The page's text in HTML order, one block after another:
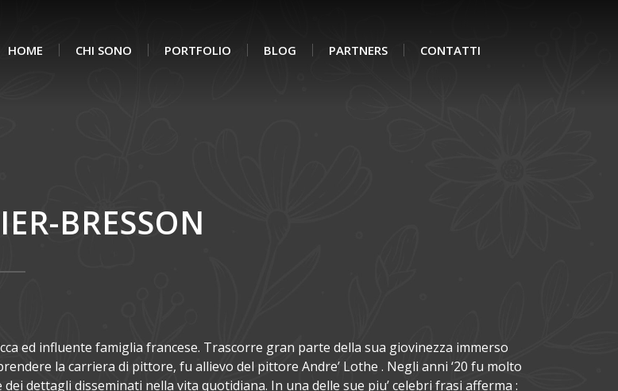
HOME CHI SONO PORTFOLIO BLOG PARTNERS CONTATTI
BRESSON
ed influente famiglia francese. Trascorre gran parte della sua giovinezza immerso
la carriera di pittore, fu allievo del pittore Andre’ Lothe . Negli anni ‘20 fu molto
dettagli disseminati nella vita quotidiana. In una delle sue piu’ celebri frasi afferma :